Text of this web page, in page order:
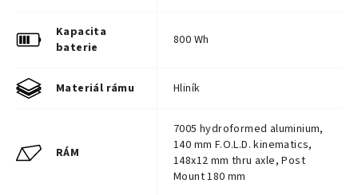
komplexní sledovací služby.
Kapacita
baterie
800 Wh
Materiál rámu Hliník
RÁM
7005 hydroformed aluminium,
140 mm F.O.L.D. kinematics,
148x12 mm thru axle, Post
Mount 180 mm